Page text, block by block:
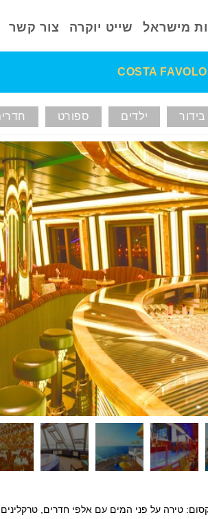
מישראל שייט יוקרה צור קשר
COSTA
בידור ילדים ספורט
טירה על פני המים עם אלפי חדרים, טרקלינים